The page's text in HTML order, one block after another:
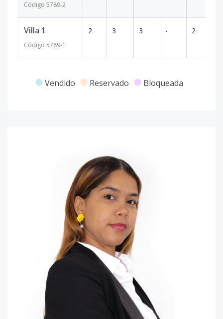
Código 5789-2
Villa 1
Código 5789-1
2 3 3 - 2
Vendido Reservado Bloqueada